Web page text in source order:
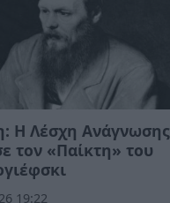
Η Λέσχη Ανάγνωσης
τον «Παίκτη» του
19:22